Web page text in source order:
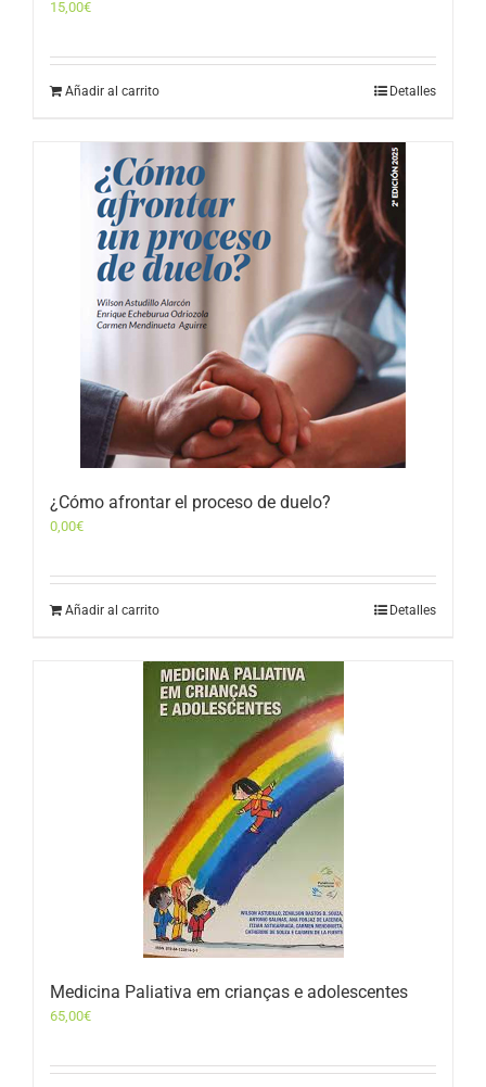
15,00€
Añadir al carrito Detalles
¿Cómo afrontar el proceso de duelo?
0,00€
Añadir al carrito Detalles
Medicina Paliativa em crianças e adolescentes
65,00€